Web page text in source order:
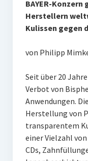
BAYER-
Herstellern
Kulissen gegen
von Philipp
Seit über 20
Verbot von
Anwendungen.
Herstellung von
transparentem
einer Vielzahl
CDs,